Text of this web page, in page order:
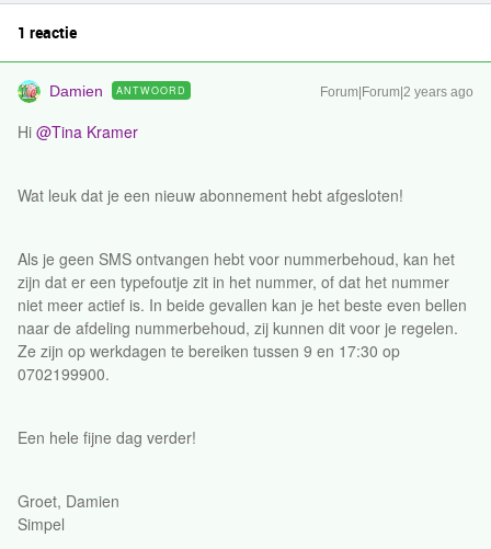
1 reactie
Damien ANTWOORD Forum|Forum|2 years ago
Hi @Tina Kramer
Wat leuk dat je een nieuw abonnement hebt afgesloten!
Als je geen SMS ontvangen hebt voor nummerbehoud, kan het
zijn dat er een typefoutje zit in het nummer, of dat het nummer
niet meer actief is. In beide gevallen kan je het beste even bellen
naar de afdeling nummerbehoud, zij kunnen dit voor je regelen.
Ze zijn op werkdagen te bereiken tussen 9 en 17:30 op
0702199900.
Een hele fijne dag verder!
Groet, Damien
Simpel